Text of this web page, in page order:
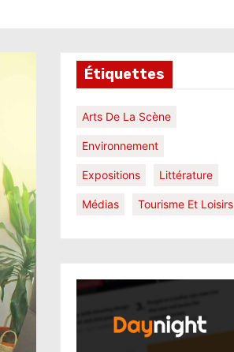
Étiquettes
Arts De La Scène
Environnement
Expositions Littérature
Médias Tourisme Et Loisirs